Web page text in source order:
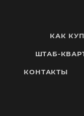
КАК
ШТАБ-
КОНТАКТЫ